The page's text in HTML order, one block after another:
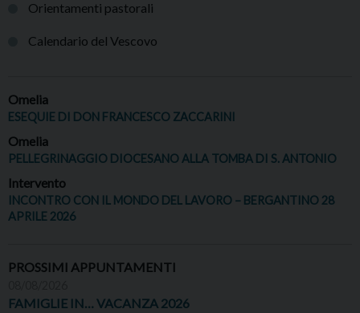
Orientamenti pastorali
Calendario del Vescovo
Omelia
ESEQUIE DI DON FRANCESCO ZACCARINI
Omelia
PELLEGRINAGGIO DIOCESANO ALLA TOMBA DI S. ANTONIO
Intervento
INCONTRO CON IL MONDO DEL LAVORO – BERGANTINO 28
APRILE 2026
PROSSIMI APPUNTAMENTI
FAMIGLIE IN… VACANZA 2026